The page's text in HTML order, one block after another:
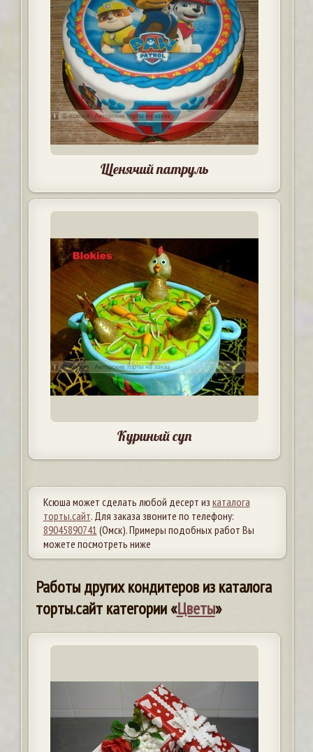
Щенячий патруль
Куриный суп
Ксюша может сделать любой десерт из каталога
торты.сайт. Для заказа звоните по телефону:
89045890741 (Омск). Примеры подобных работ Вы
можете посмотреть ниже
Работы других кондитеров из каталога
торты.сайт категории «Цветы»